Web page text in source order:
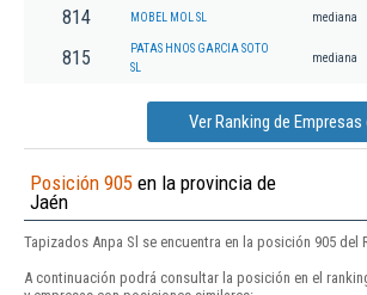
814 MOBEL MOL SL mediana
815
PATAS HNOS GARCIA SOTO
SL
mediana
Ver Ranking de Empresas
Posición 905 en la provincia de
Jaén
Tapizados Anpa Sl se encuentra en la posición 905 del
A continuación podrá consultar la posición en el